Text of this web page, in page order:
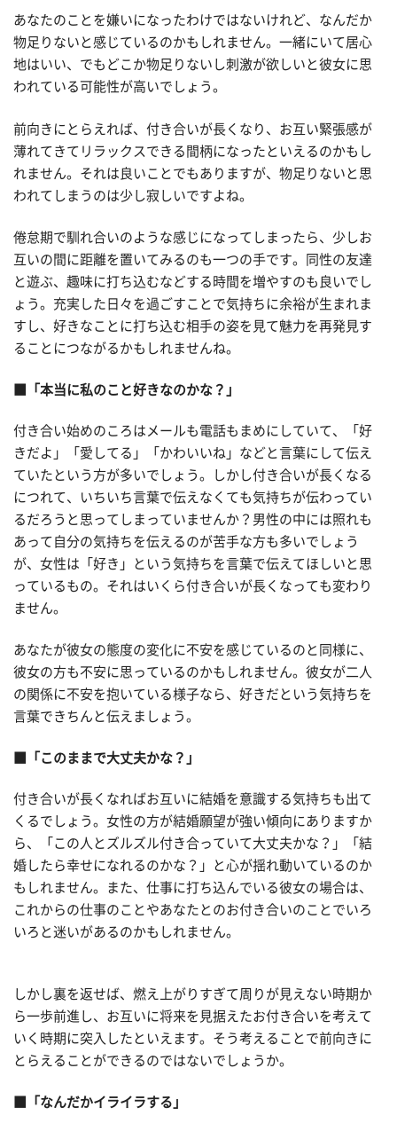
あなたのことを嫌いになったわけではないけれど、なんだか
物足りないと感じているのかもしれません。一緒にいて居心
地はいい、でもどこか物足りないし刺激が欲しいと彼女に思
われている可能性が高いでしょう。
前向きにとらえれば、付き合いが長くなり、お互い緊張感が
薄れてきてリラックスできる間柄になったといえるのかもし
れません。それは良いことでもありますが、物足りないと思
われてしまうのは少し寂しいですよね。
倦怠期で馴れ合いのような感じになってしまったら、少しお
互いの間に距離を置いてみるのも一つの手です。同性の友達
と遊ぶ、趣味に打ち込むなどする時間を増やすのも良いでし
ょう。充実した日々を過ごすことで気持ちに余裕が生まれま
すし、好きなことに打ち込む相手の姿を見て魅力を再発見す
ることにつながるかもしれませんね。
■「本当に私のこと好きなのかな？」
付き合い始めのころはメールも電話もまめにしていて、「好
きだよ」「愛してる」「かわいいね」などと言葉にして伝え
ていたという方が多いでしょう。しかし付き合いが長くなる
につれて、いちいち言葉で伝えなくても気持ちが伝わってい
るだろうと思ってしまっていませんか？男性の中には照れも
あって自分の気持ちを伝えるのが苦手な方も多いでしょう
が、女性は「好き」という気持ちを言葉で伝えてほしいと思
っているもの。それはいくら付き合いが長くなっても変わり
ません。
あなたが彼女の態度の変化に不安を感じているのと同様に、
彼女の方も不安に思っているのかもしれません。彼女が二人
の関係に不安を抱いている様子なら、好きだという気持ちを
言葉できちんと伝えましょう。
■「このままで大丈夫かな？」
付き合いが長くなればお互いに結婚を意識する気持ちも出て
くるでしょう。女性の方が結婚願望が強い傾向にありますか
ら、「この人とズルズル付き合っていて大丈夫かな？」「結
婚したら幸せになれるのかな？」と心が揺れ動いているのか
もしれません。また、仕事に打ち込んでいる彼女の場合は、
これからの仕事のことやあなたとのお付き合いのことでいろ
いろと迷いがあるのかもしれません。
しかし裏を返せば、燃え上がりすぎて周りが見えない時期か
ら一歩前進し、お互いに将来を見据えたお付き合いを考えて
いく時期に突入したといえます。そう考えることで前向きに
とらえることができるのではないでしょうか。
■「なんだかイライラする」